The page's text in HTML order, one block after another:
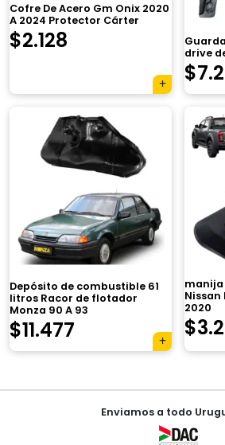
Cofre De Acero Gm Onix 2020
A 2024 Protector Cárter
$2.128
drive
$
Depósito de combustible 61
litros Racor de flotador
Monza 90 A 93
$11.477
manija
Nissan
2020
$
NavegaciónEnviamos a todo
Tu carrito está
automáticamente.